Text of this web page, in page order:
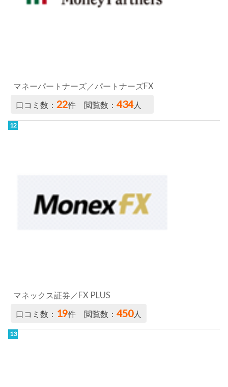
マネーパートナーズ／パートナーズFX
口コミ数：22件 閲覧数：434人
マネックス証券／FX PLUS
口コミ数： 19件 閲覧数：450人